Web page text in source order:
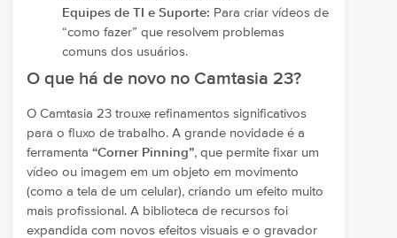
Equipes de TI e Suporte: Para criar vídeos de
“como fazer” que resolvem problemas
comuns dos usuários.
O que há de novo no Camtasia 23?
O Camtasia 23 trouxe refinamentos significativos
para o fluxo de trabalho. A grande novidade é a
ferramenta “Corner Pinning”, que permite fixar um
vídeo ou imagem em um objeto em movimento
(como a tela de um celular), criando um efeito muito
mais profissional. A biblioteca de recursos foi
expandida com novos efeitos visuais e o gravador